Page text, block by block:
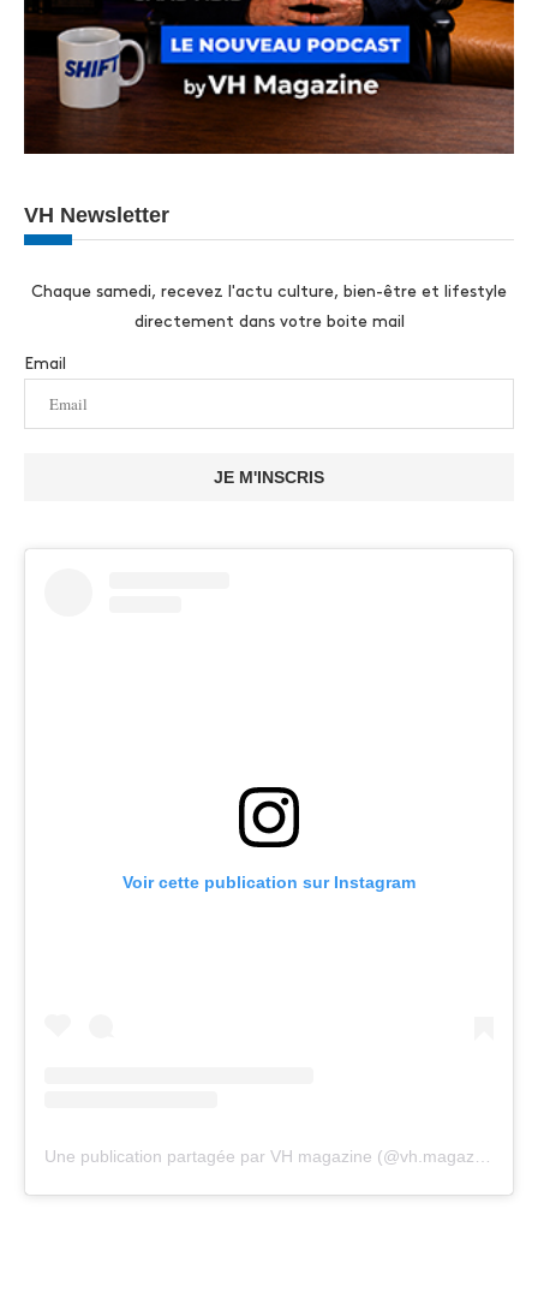
VH Newsletter
Chaque samedi, recevez l'actu culture, bien-être et lifestyle
directement dans votre boite mail
Email
JE M'INSCRIS
Voir cette publication sur Instagram
Une publication partagée par VH magazine (@vh.magazine)